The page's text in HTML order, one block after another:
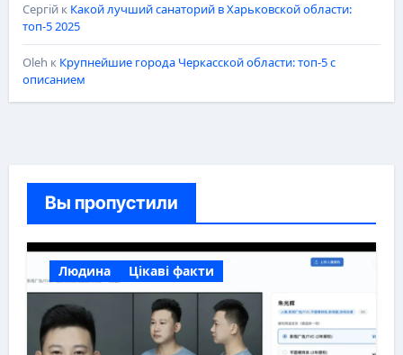
Сергійк Какой лучший санаторий в Харьковской области:
топ-5 2025
Oleh к Крупнейшие города Черкасской области: топ-5 с
описанием
Вы пропустили
Людина Цікаві факти